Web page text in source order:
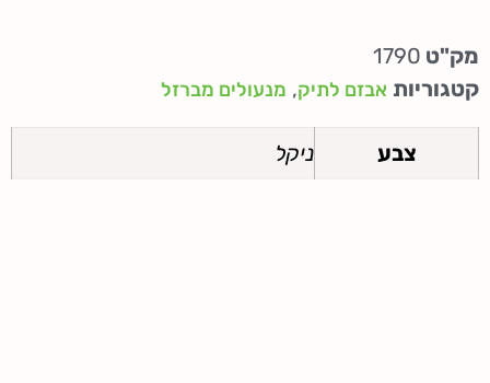
מק"ט 1790
קטגוריות אבזם לתיק, מנעולים מברזל
צבע ניקל